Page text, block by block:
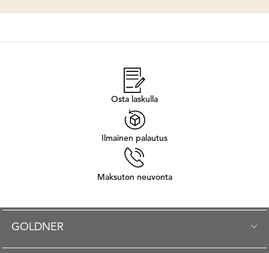
Osta laskulla
Ilmainen palautus
Maksuton neuvonta
GOLDNER